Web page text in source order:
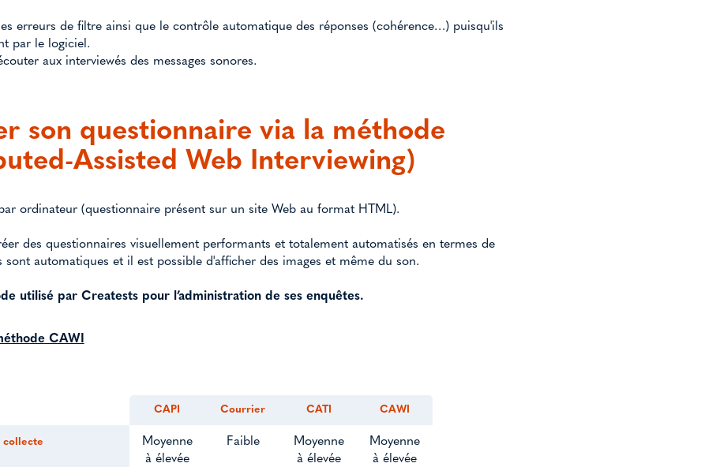
erreurs de filtre ainsi que le contrôle automatique des réponses (cohérence…) puisqu'ils
par le logiciel.
aux interviewés des messages sonores.
son questionnaire via la méthode
Assisted Web Interviewing)
ordinateur (questionnaire présent sur un site Web au format HTML).
des questionnaires visuellement performants et totalement automatisés en termes de
sont automatiques et il est possible d'afficher des images et même du son.
utilisé par Creatests pour l’administration de ses enquêtes.
CAWI
CAPI Courrier CATI CAWI
collecte
Moyenne
à élevée
Faible
Moyenne
à élevée
Moyenne
à élevée